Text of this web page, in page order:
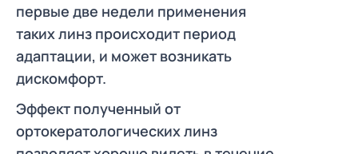
первые две недели применения
таких линз происходит период
адаптации, и может возникать
дискомфорт.
Эффект полученный от
ортокератологических линз